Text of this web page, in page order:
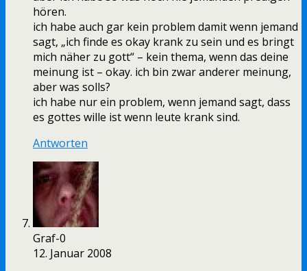
hören.
ich habe auch gar kein problem damit wenn jemand
sagt, „ich finde es okay krank zu sein und es bringt
mich näher zu gott“ – kein thema, wenn das deine
meinung ist – okay. ich bin zwar anderer meinung,
aber was solls?
ich habe nur ein problem, wenn jemand sagt, dass
es gottes wille ist wenn leute krank sind.
Antworten
Graf-0
12. Januar 2008